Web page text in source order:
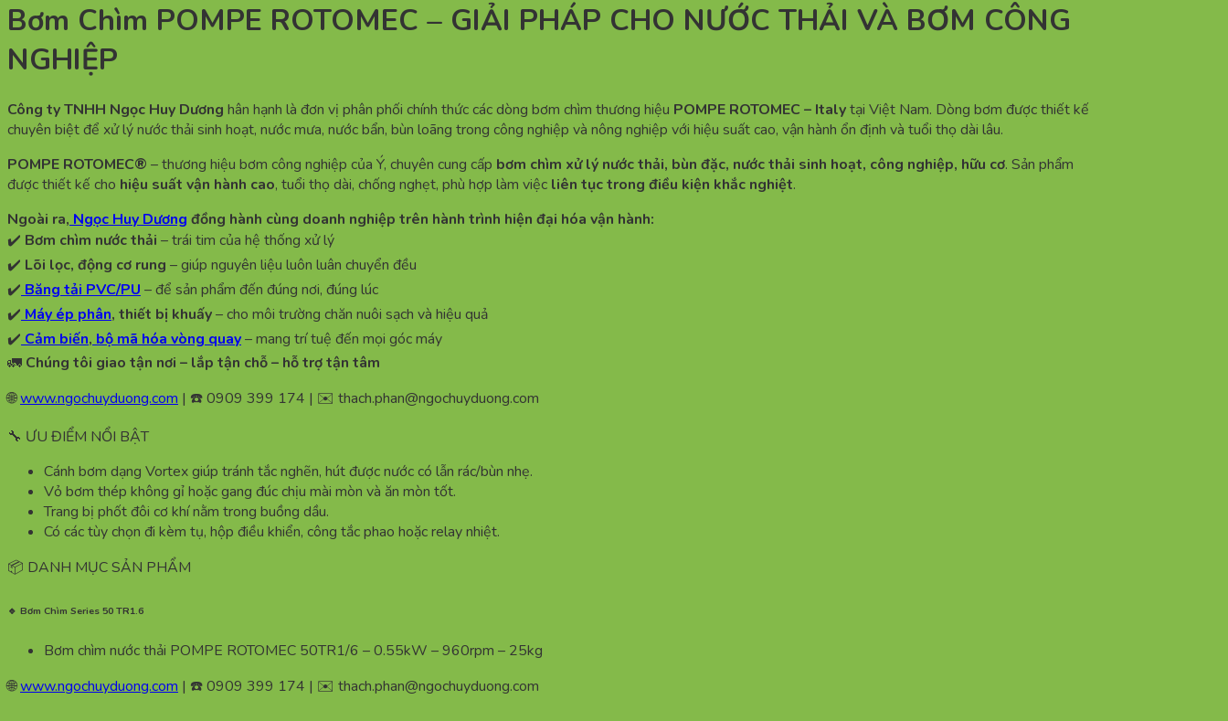
Bơm Chìm POMPE ROTOMEC – GIẢI PHÁP CHO NƯỚC THẢI VÀ BƠM CÔNG
NGHIỆP
Công ty TNHH Ngọc Huy Dương hân hạnh là đơn vị phân phối chính thức các dòng bơm chìm thương hiệu POMPE ROTOMEC – Italytại Việt Nam. Dòng bơm được thiết kế
chuyên biệt để xử lý nước thải sinh hoạt, nước mưa, nước bẩn, bùn loãng trong công nghiệp và nông nghiệp với hiệu suất cao, vận hành ổn định và tuổi thọ dài lâu.
POMPE ROTOMEC® – thương hiệu bơm công nghiệp của Ý, chuyên cung cấp bơm chìm xử lý nước thải, bùn đặc, nước thải sinh hoạt, công nghiệp, hữu cơ. Sản phẩm
được thiết kế cho hiệu suất vận hành cao, tuổi thọ dài, chống nghẹt, phù hợp làm việc liên tục trong điều kiện khắc nghiệt.
Ngoài ra, Ngọc Huy Dương đồng hành cùng doanh nghiệp trên hành trình hiện đại hóa vận hành:
✔️ Bơm chìm nước thải – trái tim của hệ thống xử lý
✔️ Lõi lọc, động cơ rung – giúp nguyên liệu luôn luân chuyển đều
✔️ Băng tải PVC/PU – để sản phẩm đến đúng nơi, đúng lúc
✔️ Máy ép phân, thiết bị khuấy– cho môi trường chăn nuôi sạch và hiệu quả
✔️ Cảm biến, bộ mã hóa vòng quay– mang trí tuệ đến mọi góc máy
🚛 Chúng tôi giao tận nơi – lắp tận chỗ – hỗ trợ tận tâm
🌐www.ngochuyduong.com | ☎️ 0909 399 174 | ✉️ thach.phan@ngochuyduong.com
🔧 ƯU ĐIỂM NỔI BẬT
Cánh bơm dạng Vortex giúp tránh tắc nghẽn, hút được nước có lẫn rác/bùn nhẹ.
Vỏ bơm thép không gỉ hoặc gang đúc chịu mài mòn và ăn mòn tốt.
Trang bị phốt đôi cơ khí nằm trong buồng dầu.
Có các tùy chọn đi kèm tụ, hộp điều khiển, công tắc phao hoặc relay nhiệt.
📦 DANH MỤC SẢN PHẨM
🔹 Bơm Chìm Series 50 TR1.6
Bơm chìm nước thải POMPE ROTOMEC 50TR1/6 – 0.55kW – 960rpm – 25kg
🌐www.ngochuyduong.com | ☎️ 0909 399 174 | ✉️ thach.phan@ngochuyduong.com